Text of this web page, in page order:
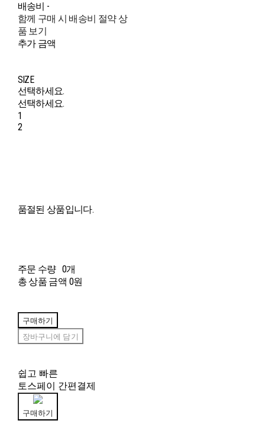
배송비 -
함께 구매 시 배송비 절약 상
품 보기
추가 금액
SIZE
선택하세요.
선택하세요.
1
2
품절된 상품입니다.
주문 수량 0개
총 상품 금액 0원
구매하기
장바구니에 담기
쉽고 빠른
토스페이 간편결제
구매하기